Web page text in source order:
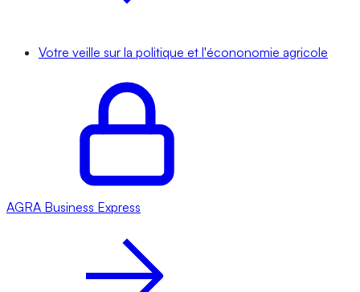
Votre veille sur la politique et l'écononomie agricole
AGRA Business Express